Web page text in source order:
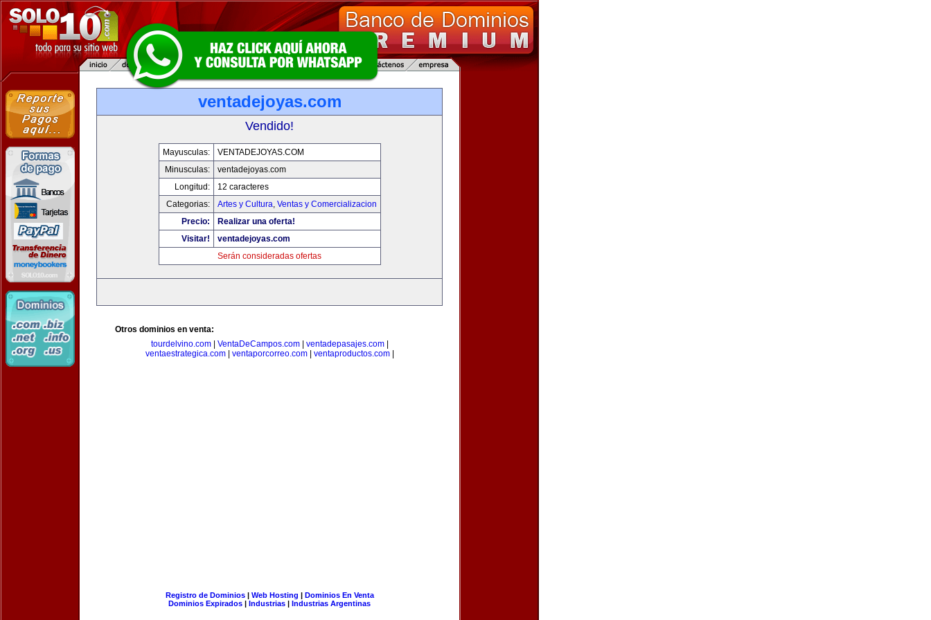
ventadejoyas.com
Vendido!
Mayusculas:
VENTADEJOYAS.COM
Minusculas:
ventadejoyas.com
Longitud:
12 caracteres
Categorias:
Artes y Cultura, Ventas y Comercializacion
Precio:
Realizar una oferta!
Visitar!
ventadejoyas.com
Serán consideradas ofertas
Otros dominios en venta:
tourdelvino.com| VentaDeCampos.com| ventadepasajes.com|
ventaestrategica.com| ventaporcorreo.com| ventaproductos.com|
Registro de Dominios| Web Hosting | Dominios En Venta
Dominios Expirados | Industrias | Industrias Argentinas